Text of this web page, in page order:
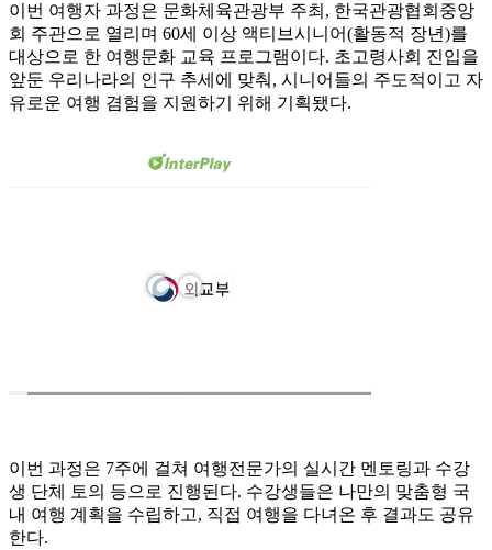
이번 여행자 과정은 문화체육관광부 주최, 한국관광협회중앙
회 주관으로 열리며 60세 이상 액티브시니어(활동적 장년)를
대상으로 한 여행문화 교육 프로그램이다. 초고령사회 진입을
앞둔 우리나라의 인구 추세에 맞춰, 시니어들의 주도적이고 자
유로운 여행 겸험을 지원하기 위해 기획됐다.
이번 과정은 7주에 걸쳐 여행전문가의 실시간 멘토링과 수강
생 단체 토의 등으로 진행된다. 수강생들은 나만의 맞춤형 국
내 여행 계획을 수립하고, 직접 여행을 다녀온 후 결과도 공유
한다.